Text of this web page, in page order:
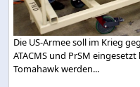
Die US-Armee soll im Krieg
ATACMS und PrSM
Tomahawk werden...